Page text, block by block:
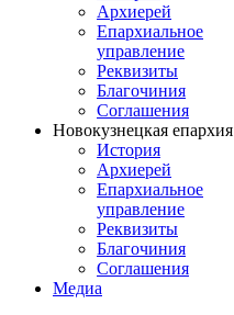
Архиерей
Епархиальное
управление
Реквизиты
Благочиния
Соглашения
Новокузнецкая епархия
История
Архиерей
Епархиальное
управление
Реквизиты
Благочиния
Соглашения
Медиа